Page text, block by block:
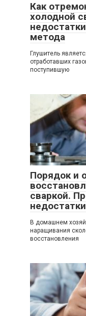
Как
холодной
метода
Глушитель
отработавших
поступившую
Порядок и
сваркой.
В домашнем
наращивания
восстановления